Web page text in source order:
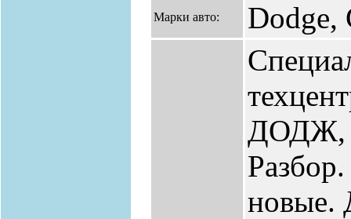
Марки авто: Dodge,
ДОДЖ,
новые.